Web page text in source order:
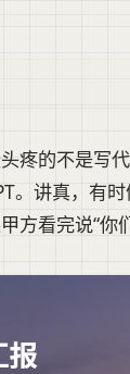
疼的不是写
讲真，有时
方看完说“你